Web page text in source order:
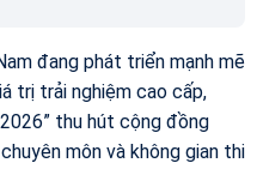
đang phát triển mạnh mẽ
trị trải nghiệm cao cấp,
thu hút cộng đồng
môn và không gian thi